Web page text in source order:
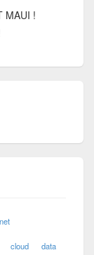
MAUI !
cloud data